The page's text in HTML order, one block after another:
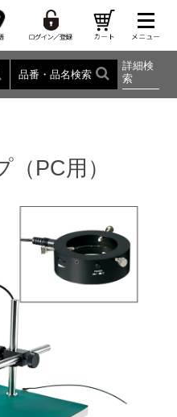
品番・品名検索
詳細検
索
PC用）